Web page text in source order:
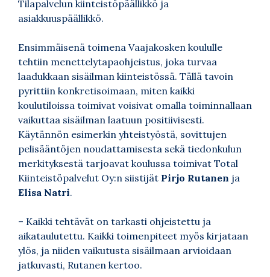
Tilapalvelun kiinteistöpäällikkö ja
asiakkuuspäällikkö.
Ensimmäisenä toimena Vaajakosken koululle
tehtiin menettelytapaohjeistus, joka turvaa
laadukkaan sisäilman kiinteistössä. Tällä tavoin
pyrittiin konkretisoimaan, miten kaikki
koulutiloissa toimivat voisivat omalla toiminnallaan
vaikuttaa sisäilman laatuun positiivisesti.
Käytännön esimerkin yhteistyöstä, sovittujen
pelisääntöjen noudattamisesta sekä tiedonkulun
merkityksestä tarjoavat koulussa toimivat Total
Kiinteistöpalvelut Oy:n siistijät Pirjo Rutanen ja
Elisa Natri.
– Kaikki tehtävät on tarkasti ohjeistettu ja
aikataulutettu. Kaikki toimenpiteet myös kirjataan
ylös, ja niiden vaikutusta sisäilmaan arvioidaan
jatkuvasti, Rutanen kertoo.